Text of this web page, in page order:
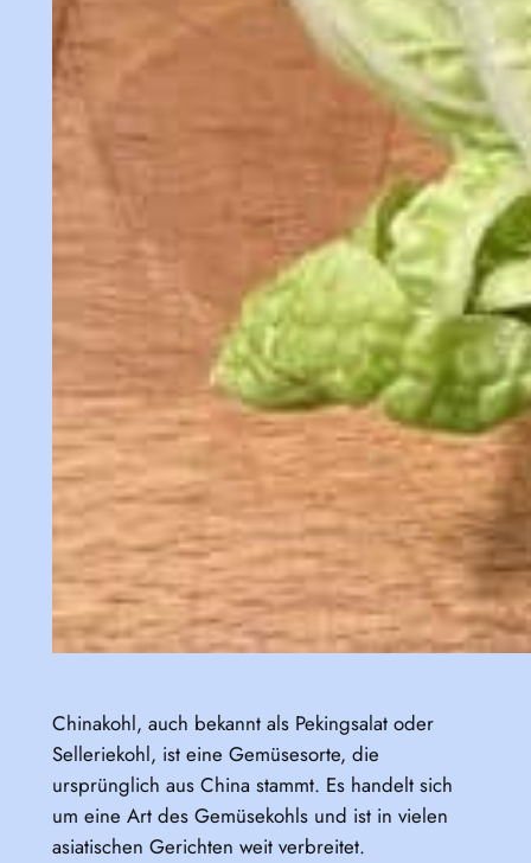
Chinakohl, auch bekannt als Pekingsalat oder
Selleriekohl, ist eine Gemüsesorte, die
ursprünglich aus China stammt. Es handelt sich
um eine Art des Gemüsekohls und ist in vielen
asiatischen Gerichten weit verbreitet.